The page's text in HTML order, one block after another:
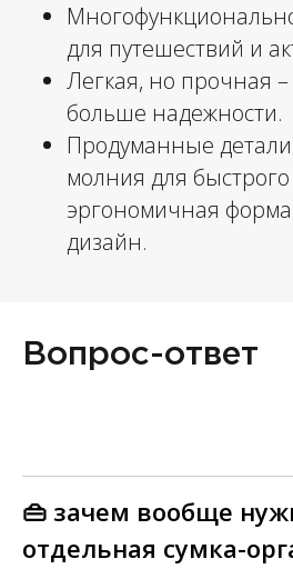
для путешествий и
Легкая, но прочная
больше надежности.
Продуманные
молния для быстрого
эргономичная
дизайн.
Вопрос-ответ
👜 зачем вообще
отдельная сумка-